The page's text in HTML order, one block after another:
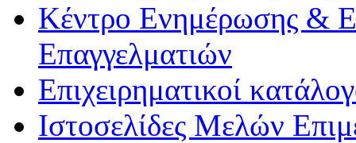
Κέντρο Ενημέρωσης &
Επαγγελματιών
Επιχειρηματικοί
Ιστοσελίδες Μελών